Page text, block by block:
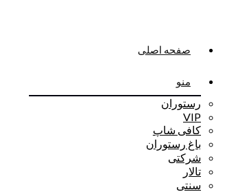
صفحه اصلی
منو
رستوران
VIP
کافی شاپ
باغ رستوران
شرکتی
تالار
سنتی